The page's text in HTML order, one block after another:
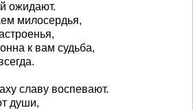
ожидают.
милосердья,
к вам судьба,
славу воспевают.
души,